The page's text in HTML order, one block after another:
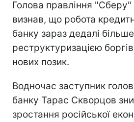
Голова правління
визнав, що робота
банку зараз дедалі
реструктуризацією
нових позик.
Водночас заступник
банку Тарас Скворцов
зростання російської